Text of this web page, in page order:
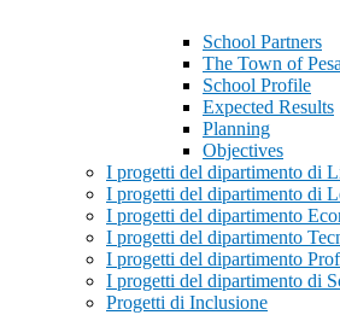
School Partners
The Town of
School Profile
Expected Results
Planning
Objectives
I progetti del dipartimento di
I progetti del dipartimento di
I progetti del dipartimento
I progetti del dipartimento
I progetti del dipartimento
I progetti del dipartimento di
Progetti di Inclusione